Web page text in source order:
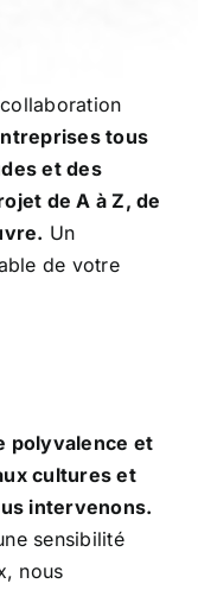
tous
et des
de A à Z, de
Un
de votre
polyvalence et
cultures et
intervenons.
sensibilité
nous